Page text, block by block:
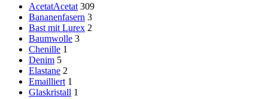
AcetatAcetat 309
Bananenfasern 3
Bast mit Lurex 2
Baumwolle 3
Chenille 1
Denim 5
Elastane 2
Emailliert 1
Glaskristall 1